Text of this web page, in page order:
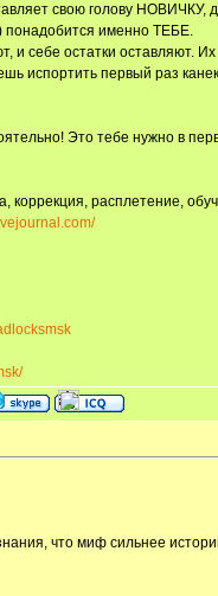
свою голову НОВИЧКУ,
понадобится именно ТЕБЕ.
и себе остатки оставляют.
испортить первый раз
Это тебе нужно в
коррекция, расплетение,
что миф сильнее